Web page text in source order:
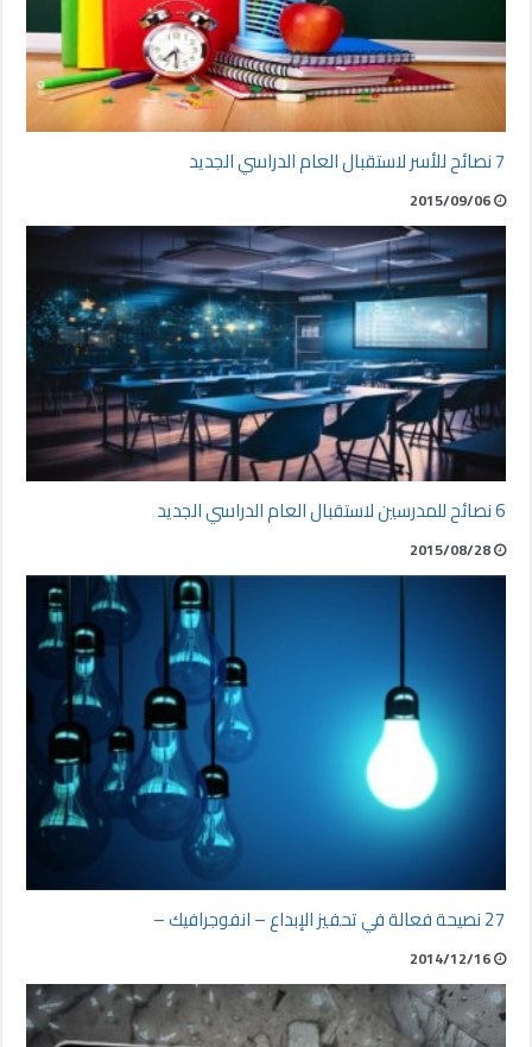
7 نصائح للأسر لاستقبال العام الدراسي الجديد
2015/09/06
6 نصائح للمدرسين لاستقبال العام الدراسي الجديد
2015/08/28
27 نصيحة فعالة في تحفيز الإبداع – انفوجرافيك –
2014/12/16